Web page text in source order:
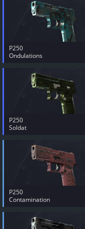
P250
Ondulations
P250
Soldat
P250
Contamination